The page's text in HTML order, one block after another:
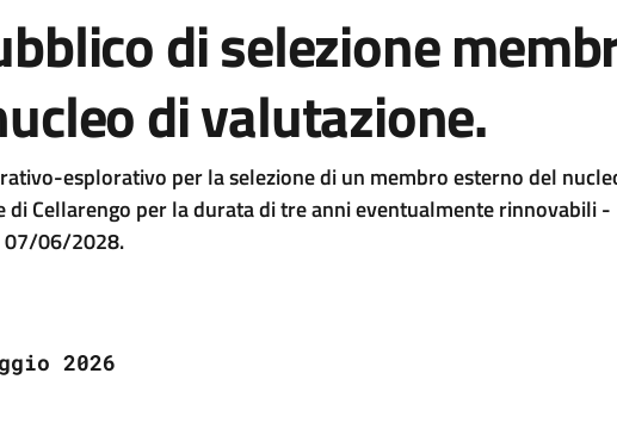
di selezione
di valutazione.
esplorativo per la selezione di un membro esterno del
di Cellarengo per la durata di tre anni eventualmente rinnovabili -
06/2028.
2026